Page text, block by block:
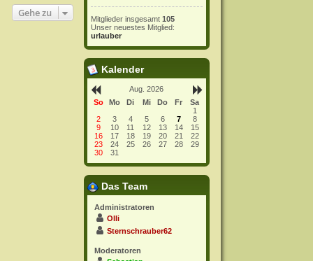
Gehe zu
Mitglieder insgesamt105
Unser neuestes Mitglied:
urlauber
Kalender
Aug. 2026
So
Mo Di Mi Do Fr
Sa
1
2
3 4 5 6 7
8
9
10 11 12 13 14
15
16
17 18 19 20 21
22
23
24 25 26 27 28
29
30
31
Das Team
Administratoren
Olli
Sternschrauber62
Moderatoren